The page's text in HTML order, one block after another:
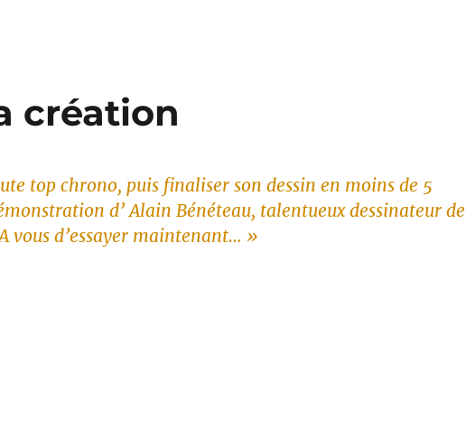
création
top chrono, puis finaliser son dessin en moins de 5
d’ Alain Bénéteau, talentueux dessinateur de
vous d’essayer maintenant… »